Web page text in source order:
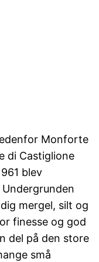
Monforte
di Castiglione
blev
Undergrunden
mergel, silt og
finesse og god
del på den store
små